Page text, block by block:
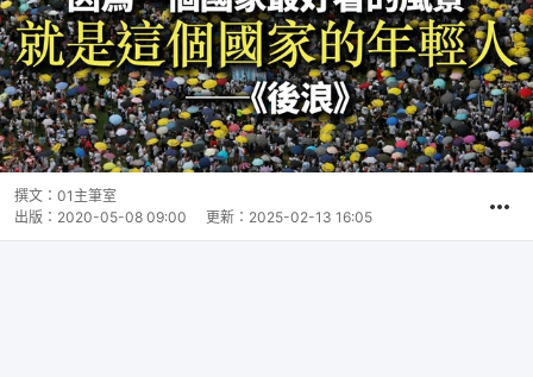
撰文： 01主筆室
出版： 2020-05-08 09:00 更新： 2025-02-13 16:05